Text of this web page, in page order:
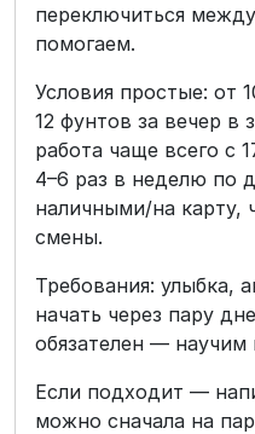
переключиться
помогаем.
Условия простые: от
12 фунтов за вечер в
работа чаще всего с
4–6 раз в неделю по
наличными/на карту,
смены.
Требования: улыбка,
начать через пару
обязателен — научим
Если подходит —
можно сначала на